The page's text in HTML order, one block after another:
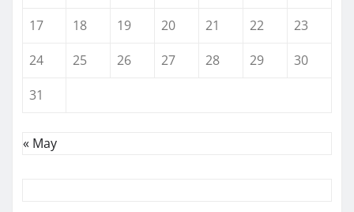
17
18 19 20 21 22
23
24
25 26 27 28 29
30
31
« May